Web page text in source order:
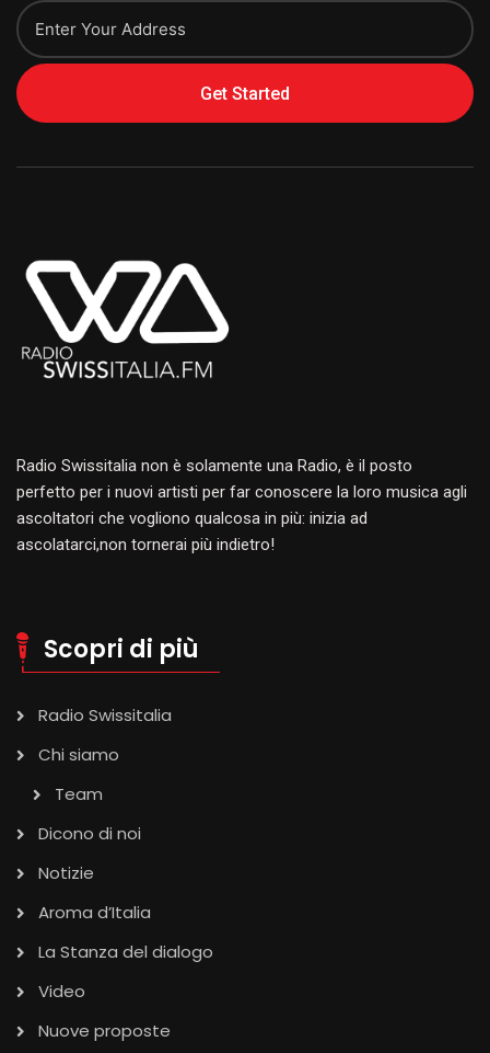
Get Started
Radio Swissitalia non è solamente una Radio, è il posto
perfetto per i nuovi artisti per far conoscere la loro musica agli
ascoltatori che vogliono qualcosa in più: inizia ad
ascolatarci,non tornerai più indietro!
Scopri di più
Radio Swissitalia
Chi siamo
Team
Dicono di noi
Notizie
Aroma d’Italia
La Stanza del dialogo
Video
Nuove proposte